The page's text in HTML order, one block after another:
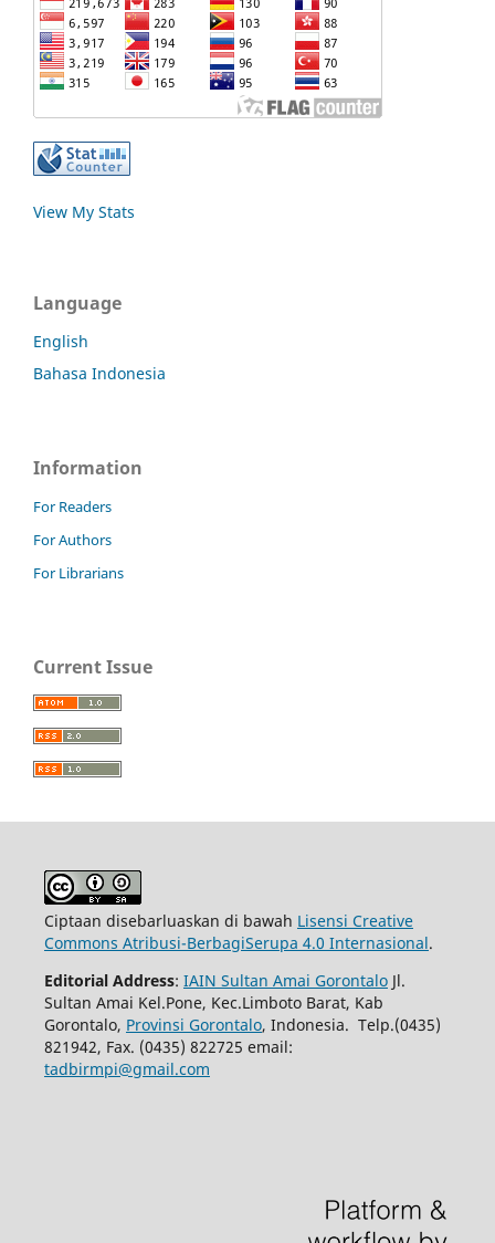
View My Stats
Language
English
Bahasa Indonesia
Information
For Readers
For Authors
For Librarians
Current Issue
Ciptaan disebarluaskan di bawah Lisensi Creative
Commons Atribusi-BerbagiSerupa 4.0 Internasional.
Editorial Address: IAIN Sultan Amai GorontaloJl.
Sultan Amai Kel.Pone, Kec.Limboto Barat, Kab
Gorontalo, Provinsi Gorontalo, Indonesia. Telp.(0435)
821942, Fax. (0435) 822725 email:
tadbirmpi@gmail.com